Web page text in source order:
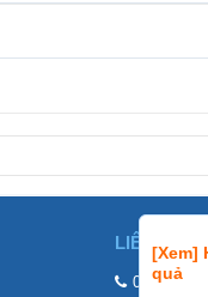
[Xem]
quả
LIÊN HỆ
0858002468